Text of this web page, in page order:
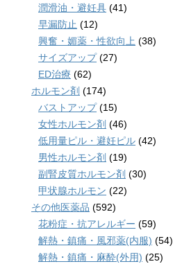
潤滑油・避妊具 (41)
早漏防止 (12)
興奮・媚薬・性欲向上 (38)
サイズアップ(27)
ED治療 (62)
ホルモン剤 (174)
バストアップ(15)
女性ホルモン剤 (46)
低用量ピル・避妊ピル (42)
男性ホルモン剤 (19)
副腎皮質ホルモン剤 (30)
甲状腺ホルモン (22)
その他医薬品 (592)
花粉症・抗アレルギー (59)
解熱・鎮痛・風邪薬(内服) (54)
解熱・鎮痛・麻酔(外用) (25)